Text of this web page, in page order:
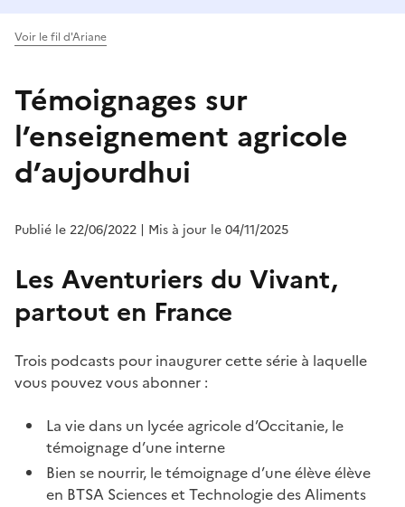
Voir le fil d'Ariane
Témoignages sur
l’enseignement agricole
d’aujourdhui
Publié le 22/06/2022 | Mis à jour le 04/11/2025
Les Aventuriers du Vivant,
partout en France
Trois podcasts pour inaugurer cette série à laquelle
vous pouvez vous abonner :
La vie dans un lycée agricole d’Occitanie, le
témoignage d’une interne
Bien se nourrir, le témoignage d’une élève élève
en BTSA Sciences et Technologie des Aliments